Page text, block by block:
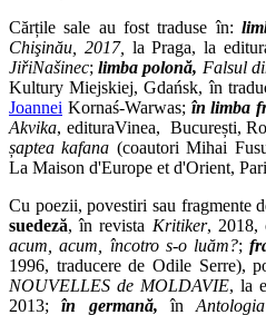
Cărțile sale au fost traduse în:
Chişinău, 2017, la Praga, la
JiřiNašinec;limba polonă, Falsul
Kultury Miejskiej, Gdańsk, în
Joannei Kornaś-Warwas; în limba
Akvika, edituraVinea, București,
șaptea kafana (coautori Mihai
La Maison d'Europe et d'Orient,
Cu poezii, povestiri sau fragmente
suedeză, în revista Kritiker, 2018,
acum, acum, încotro s-o luăm?;
1996, traducere de Odile Serre),
NOUVELLES de MOLDAVIE, la
2013;în germană,în